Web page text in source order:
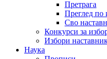
Претрага
Преглед по
Сво
Конкурси за
Избори
Наука